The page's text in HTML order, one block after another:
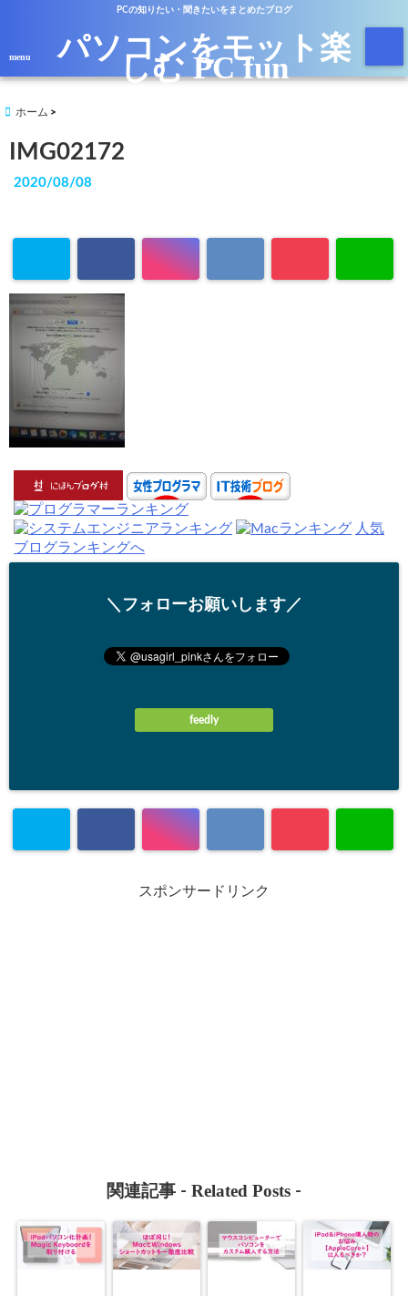
PCの知りたい・聞きたいをまとめたブログ
menu パソコンをモット楽
しむ PC fun
ホーム
IMG02172
2020/08/08
人気
ブログランキングへ
＼フォローお願いします／
feedly
スポンサードリンク
関連記事 - Related Posts -